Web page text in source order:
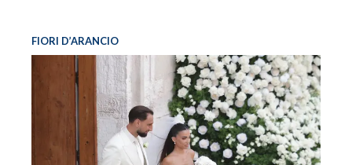
FIORI D’ARANCIO